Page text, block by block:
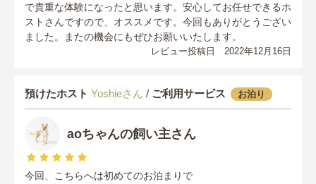
で貴重な体験になったと思います。安心してお任せできるホ
ストさんですので、オススメです。今回もありがとうござい
ました。またの機会にもぜひお願いいたします。
レビュー投稿日 2022年12月16日
預けたホスト Yoshieさん / ご利用サービス お泊り
aoちゃんの飼い主さん
今回、こちらへは初めてのお泊まりで